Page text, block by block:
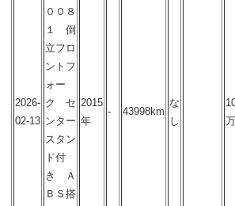
2026-
02-13
００８
１ 倒
立フロ
ントフ
ォー
ク セ
ンター
スタン
ド付
き Ａ
ＢＳ搭
2015
年
- 43998km
な
し